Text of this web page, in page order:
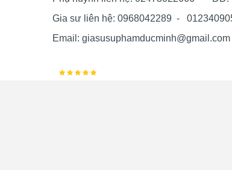
Gia sư liên hệ: 0968042289 -
Email: giasusuphamducminh@gmail.com